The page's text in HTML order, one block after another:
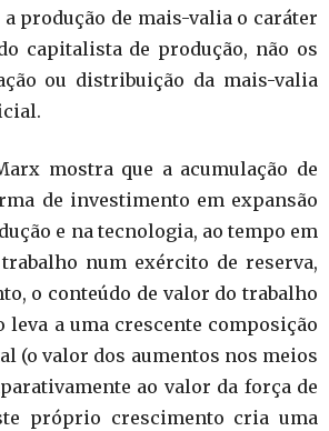
produção de mais-valia o caráter
capitalista de produção, não os
ou distribuição da mais-valia
mostra que a acumulação de
de investimento em expansão
e na tecnologia, ao tempo em
num exército de reserva,
o conteúdo de valor do trabalho
a uma crescente composição
(o valor dos aumentos nos meios
ao valor da força de
próprio crescimento cria uma